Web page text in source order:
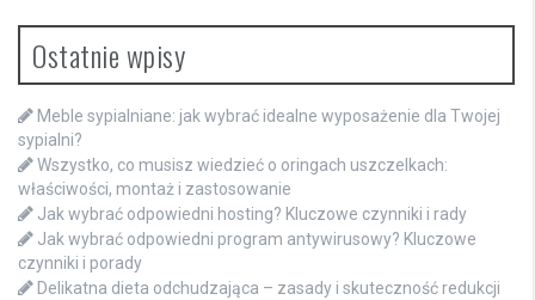
Ostatnie wpisy
Meble sypialniane: jak wybrać idealne wyposażenie dla Twojej
sypialni?
Wszystko, co musisz wiedzieć o oringach uszczelkach:
właściwości, montaż i zastosowanie
Jak wybrać odpowiedni hosting? Kluczowe czynniki i rady
Jak wybrać odpowiedni program antywirusowy? Kluczowe
czynniki i porady
Delikatna dieta odchudzająca – zasady i skuteczność redukcji